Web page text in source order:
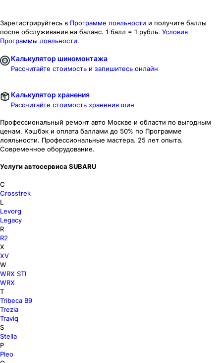
Зарегистрируйтесь в Программе лояльности и получите баллы
после обслуживания на баланс. 1 балл = 1 рубль. Условия
Программы лояльности.
Калькулятор шиномонтажа
Рассчитайте стоимость и запишитесь онлайн
Калькулятор хранения
Рассчитайте стоимость хранения шин
Профессиональный ремонт авто Москве и области по выгодным
ценам. Кэшбэк и оплата баллами до 50% по Программе
лояльности. Профессиональные мастера. 25 лет опыта.
Современное оборудование.
Услуги автосервиса SUBARU
C
Crosstrek
L
Levorg
Legacy
R
R2
X
XV
W
WRX STI
WRX
T
Tribeca В9
Trezia
Traviq
S
Stella
P
Pleo